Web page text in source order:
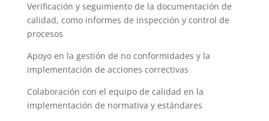
Verificación y seguimiento de la documentación de
calidad, como informes de inspección y control de
procesos
Apoyo en la gestión de no conformidades y la
implementación de acciones correctivas
Colaboración con el equipo de calidad en la
implementación de normativa y estándares